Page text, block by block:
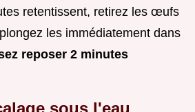
retentissent, retirez les œufs
les immédiatement dans
reposer 2 minutes
sous l'eau